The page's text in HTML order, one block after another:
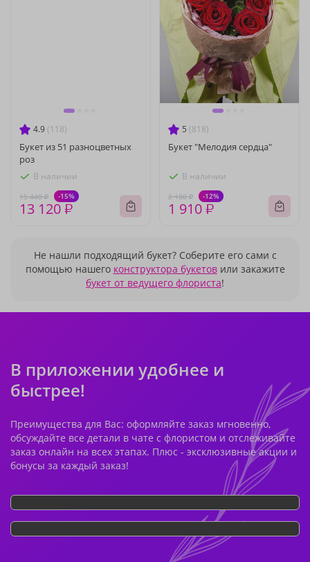
4.9 (118)
Букет из 51 разноцветных
роз
В наличии
15 440 ₽ -15%
13 120 ₽
5 (818)
Букет "Мелодия сердца"
В наличии
2 180 ₽ -12%
1 910 ₽
Не нашли подходящий букет? Соберите его сами с
помощью нашего конструктора букетовили закажите
букет от ведущего флориста!
В приложении удобнее и
быстрее!
Преимущества для Вас: оформляйте заказ мгновенно,
обсуждайте все детали в чате с флористом и отслеживайте
заказ онлайн на всех этапах. Плюс - эксклюзивные акции и
бонусы за каждый заказ!